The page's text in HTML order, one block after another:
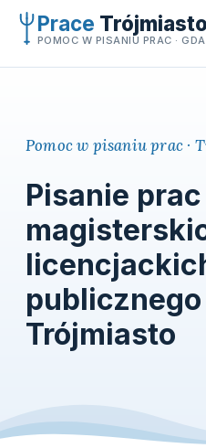
Przejdź
treści
Prace Trójmiasto
POMOC W PISANIU PRAC ·
Pomoc w pisaniu prac ·
Pisanie prac
Trójmiasto